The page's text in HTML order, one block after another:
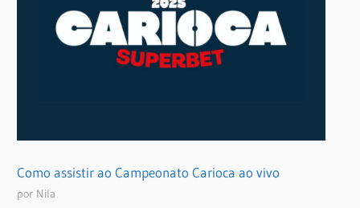
Como assistir ao Campeonato Carioca ao vivo
por Nila